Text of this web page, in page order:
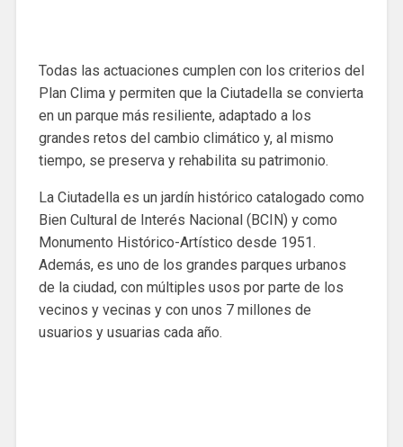
Todas las actuaciones cumplen con los criterios del
Plan Clima y permiten que la Ciutadella se convierta
en un parque más resiliente, adaptado a los
grandes retos del cambio climático y, al mismo
tiempo, se preserva y rehabilita su patrimonio.
La Ciutadella es un jardín histórico catalogado como
Bien Cultural de Interés Nacional (BCIN) y como
Monumento Histórico-Artístico desde 1951.
Además, es uno de los grandes parques urbanos
de la ciudad, con múltiples usos por parte de los
vecinos y vecinas y con unos 7 millones de
usuarios y usuarias cada año.